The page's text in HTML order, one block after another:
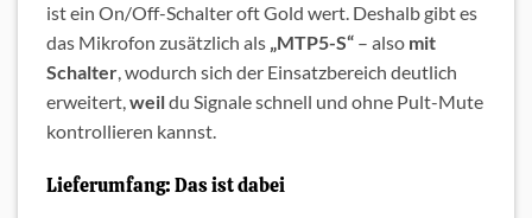
ist ein On/Off-Schalter oft Gold wert. Deshalb gibt es
das Mikrofon zusätzlich als „MTP5-S“ – also mit
Schalter, wodurch sich der Einsatzbereich deutlich
erweitert,weildu Signale schnell und ohne Pult-Mute
kontrollieren kannst.
Lieferumfang: Das ist dabei